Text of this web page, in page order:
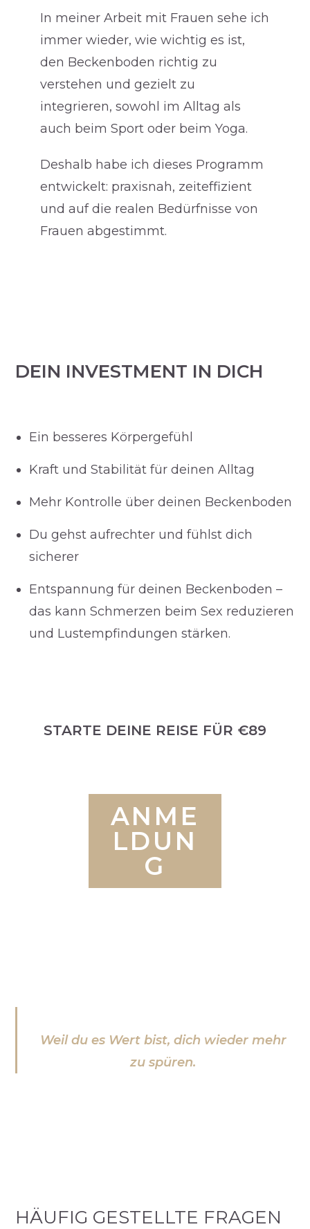
In meiner Arbeit mit Frauen sehe ich
immer wieder, wie wichtig es ist,
den Beckenboden richtig zu
verstehen und gezielt zu
integrieren, sowohl im Alltag als
auch beim Sport oder beim Yoga.
Deshalb habe ich dieses Programm
entwickelt: praxisnah, zeiteffizient
und auf die realen Bedürfnisse von
Frauen abgestimmt.
DEIN INVESTMENT IN DICH
Ein besseres Körpergefühl
Kraft und Stabilität für deinen Alltag
Mehr Kontrolle über deinen Beckenboden
Du gehst aufrechter und fühlst dich
sicherer
Entspannung für deinen Beckenboden –
das kann Schmerzen beim Sex reduzieren
und Lustempfindungen stärken.
STARTE DEINE REISE FÜR €89
ANME
LDUN
G
Weil du es Wert bist, dich wieder mehr
zu spüren.
HÄUFIG GESTELLTE FRAGEN